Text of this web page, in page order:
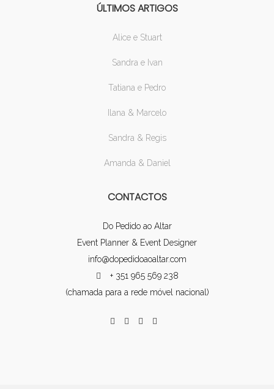
ÚLTIMOS ARTIGOS
Alice e Stuart
Sandra e Ivan
Tatiana e Pedro
Ilana & Marcelo
Sandra & Regis
Amanda & Daniel
CONTACTOS
Do Pedido ao Altar
Event Planner & Event Designer
info@dopedidoaoaltar.com
+ 351 965 569 238
(chamada para a rede móvel nacional)